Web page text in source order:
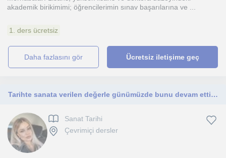
akademik birikimimi; öğrencilerimin sınav başarılarına ve ...
1. ders ücretsiz
daha fazlasını gör Ücretsiz iletişime geç
Tarihte sanata verilen değerle günümüzde bunu devam ettirmek isteyen öğrencilerime❤️
Sanat Tarihi
Çevrimiçi dersler